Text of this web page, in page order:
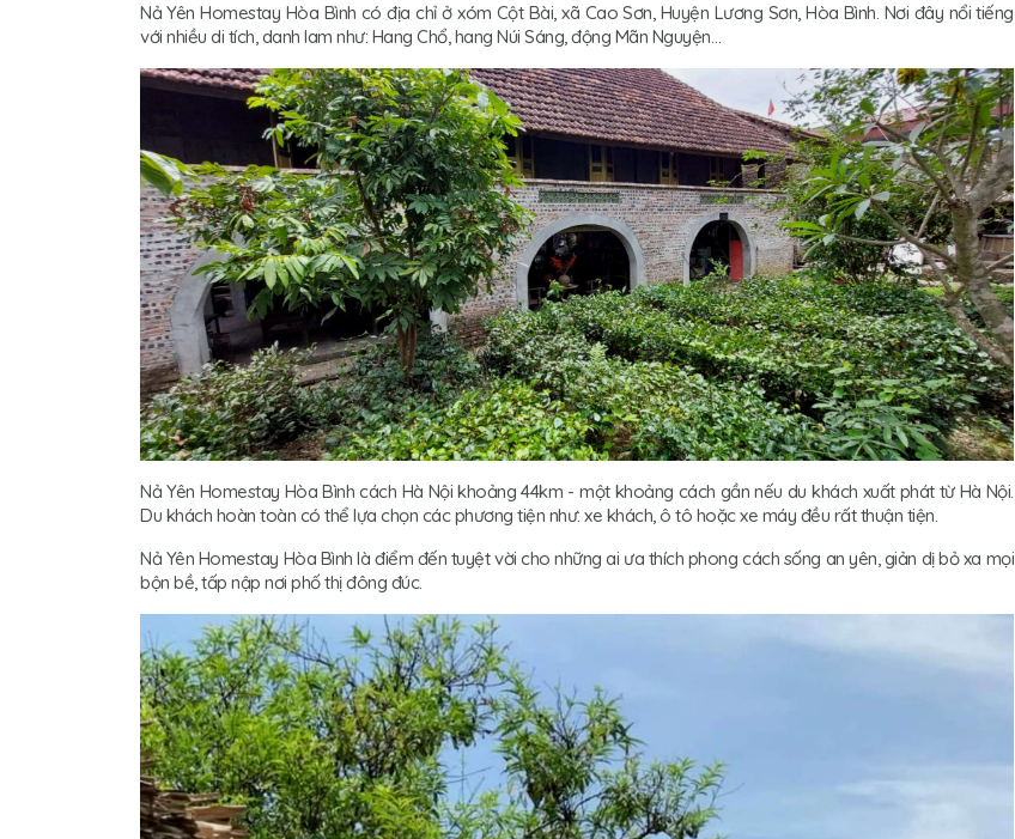
Nả Yên Homestay Hòa Bình có địa chỉ ở xóm Cột Bài, xã Cao Sơn, Huyện Lương Sơn, Hòa Bình. Nơi đây nổi tiếng
với nhiều di tích, danh lam như: Hang Chổ, hang Núi Sáng, động Mãn Nguyện…
Nả Yên Homestay Hòa Bình cách Hà Nội khoảng 44km - một khoảng cách gần nếu du khách xuất phát từ Hà Nội.
Du khách hoàn toàn có thể lựa chọn các phương tiện như: xe khách, ô tô hoặc xe máy đều rất thuận tiện.
Nả Yên Homestay Hòa Bình là điểm đến tuyệt vời cho những ai ưa thích phong cách sống an yên, giản dị bỏ xa mọi
bộn bề, tấp nập nơi phố thị đông đúc.